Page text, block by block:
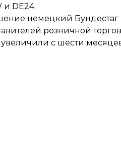
и DE24.
немецкий Бундестаг
розничной
увеличили с шести